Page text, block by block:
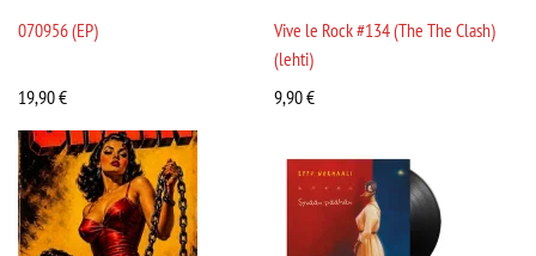
070956 (EP)
19,90€
Vive le Rock #134 (The The Clash)
(lehti)
9,90€